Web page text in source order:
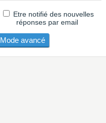
Etre notifié des nouvelles
réponses par email
Mode avancé